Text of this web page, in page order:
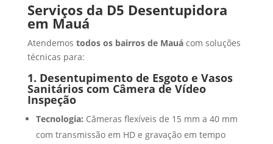
Serviços da D5 Desentupidora
em Mauá
Atendemos todos os bairros de Mauácom soluções
técnicas para:
1. Desentupimento de Esgoto e Vasos
Sanitários com Câmera de Vídeo
Inspeção
Tecnologia: Câmeras flexíveis de 15 mm a 40 mm
com transmissão em HD e gravação em tempo